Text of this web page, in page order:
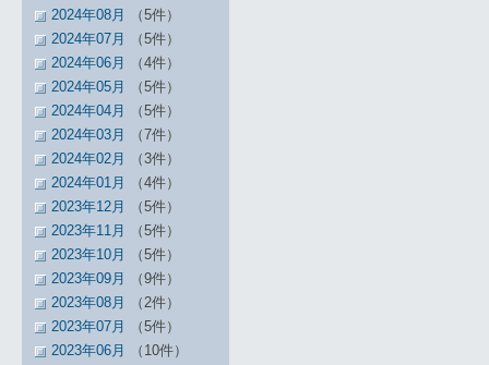
2024年08月
（5件）
2024年07月
（5件）
2024年06月
（4件）
2024年05月
（5件）
2024年04月
（5件）
2024年03月
（7件）
2024年02月
（3件）
2024年01月
（4件）
2023年12月
（5件）
2023年11月
（5件）
2023年10月
（5件）
2023年09月
（9件）
2023年08月
（2件）
2023年07月
（5件）
2023年06月
（10件）